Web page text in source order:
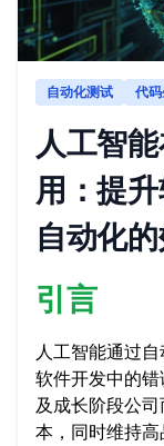
自动化测试 代
人工智
用：提
自动化
引言
人工智能通过
软件开发中的
及成长阶段公
本，同时维持高